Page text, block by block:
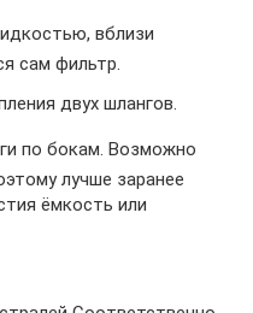
вблизи
сам фильтр.
двух шлангов.
по бокам. Возможно
лучше заранее
ёмкость или